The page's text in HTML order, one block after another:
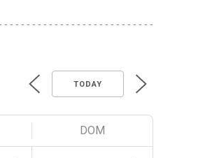
TODAY
DOM